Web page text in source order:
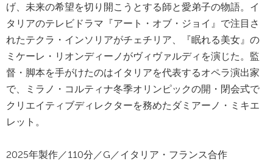
げ、未来の希望を切り開こうとする師と愛弟子の物語。イ
タリアのテレビドラマ『アート・オブ・ジョイ』で注目さ
れたテクラ・インソリアがチェチリア、『眠れる美女』の
ミケーレ・リオンディーノがヴィヴァルディを演じた。監
督・脚本を手がけたのはイタリアを代表するオペラ演出家
で、ミラノ・コルティナ冬季オリンピックの開・閉会式で
クリエイティブディレクターを務めたダミアーノ・ミキエ
レット。
2025年製作／110分／G／イタリア・フランス合作